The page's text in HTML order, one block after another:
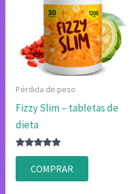
Pérdida de peso
Fizzy Slim – tabletas de
dieta
Valorado
4.80
de 5
COMPRAR